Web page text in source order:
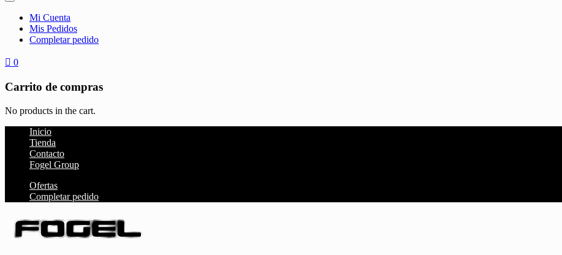
Mi Cuenta
Mis Pedidos
Completar pedido
0
Carrito de compras
No products in the cart.
Inicio
Tienda
Contacto
Fogel Group
Ofertas
Completar pedido